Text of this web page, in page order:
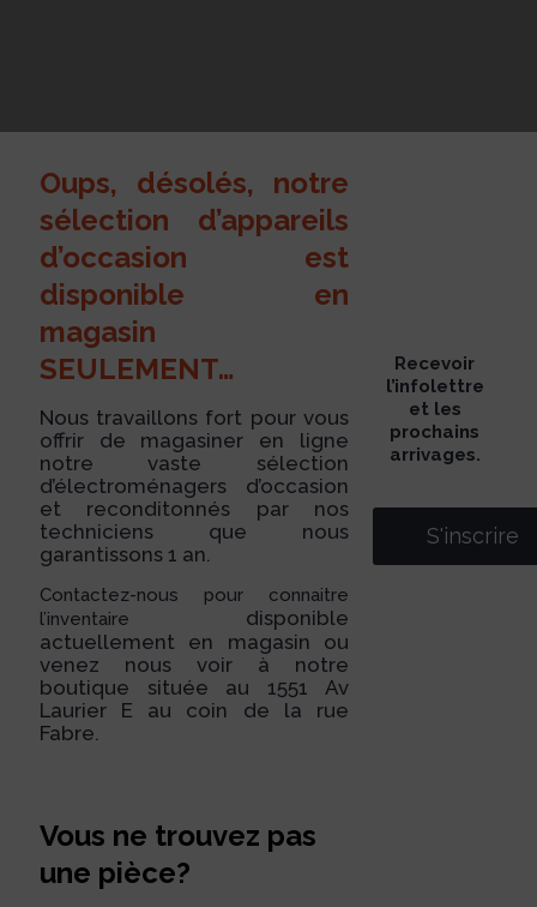
Oups, désolés, notre
sélection d’appareils
d’occasion est
disponible en
magasin
SEULEMENT…
Nous travaillons fort pour vous
offrir de magasiner en ligne
notre vaste sélection
d’électroménagers d’occasion
et reconditonnés par nos
techniciens que nous
garantissons 1 an.
Contactez-nous pour connaitre
l’inventaire
disponible
actuellement en magasin ou
venez nous voir à notre
boutique située au 1551 Av
Laurier E au coin de la rue
Fabre.
Recevoir
l’infolettre
et les
prochains
arrivages.
S'inscrire
Vous ne trouvez pas
une pièce?